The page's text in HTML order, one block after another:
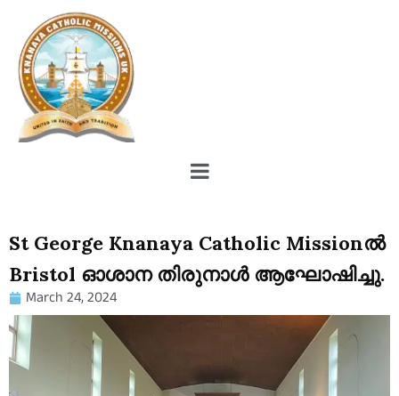
St George Knanaya Catholic Missionൽ
Bristol ഓശാന തിരുനാൾ ആഘോഷിച്ചു.
March 24, 2024